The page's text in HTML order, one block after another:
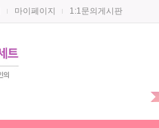
마이페이지 1:1문의게시판